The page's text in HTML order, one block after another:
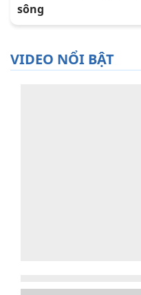
sông
VIDEO NỔI BẬT